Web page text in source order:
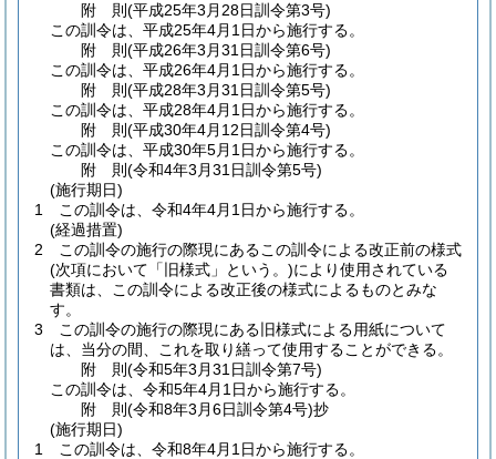
附 則(平成25年3月28日訓令第3号)
この訓令は、平成25年4月1日から施行する。
附 則(平成26年3月31日訓令第6号)
この訓令は、平成26年4月1日から施行する。
附 則(平成28年3月31日訓令第5号)
この訓令は、平成28年4月1日から施行する。
附 則(平成30年4月12日訓令第4号)
この訓令は、平成30年5月1日から施行する。
附 則(令和4年3月31日訓令第5号)
(施行期日)
1
この訓令は、令和4年4月1日から施行する。
(経過措置)
2
この訓令の施行の際現にあるこの訓令による改正前の様式
(次項において「旧様式」という。)により使用されている
書類は、この訓令による改正後の様式によるものとみな
す。
3
この訓令の施行の際現にある旧様式による用紙について
は、当分の間、これを取り繕って使用することができる。
附 則(令和5年3月31日訓令第7号)
この訓令は、令和5年4月1日から施行する。
附 則(令和8年3月6日訓令第4号)抄
(施行期日)
1
この訓令は、令和8年4月1日から施行する。